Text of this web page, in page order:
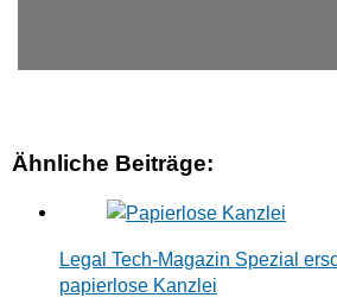
Ähnliche Beiträge:
Legal Tech-Magazin Spezial
papierlose Kanzlei